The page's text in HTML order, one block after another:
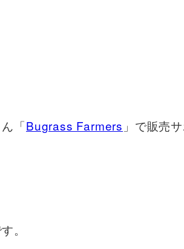
「Bugrass Farmers 」で販売
。